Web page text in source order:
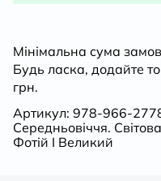
Мінімальна сума
Будь ласка, додайте
грн.
Артикул: 978-966-
Середньовіччя. Світова
Фотій I Великий